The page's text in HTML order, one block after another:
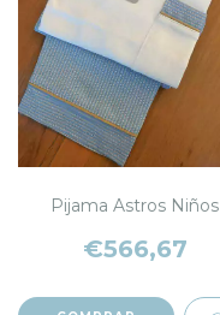
Pijama Astros Niños
€566,67